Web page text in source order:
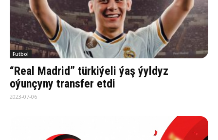
Futbol
“Real Madrid” türkiýeli ýaş ýyldyz
oýunçyny transfer etdi
2023-07-06